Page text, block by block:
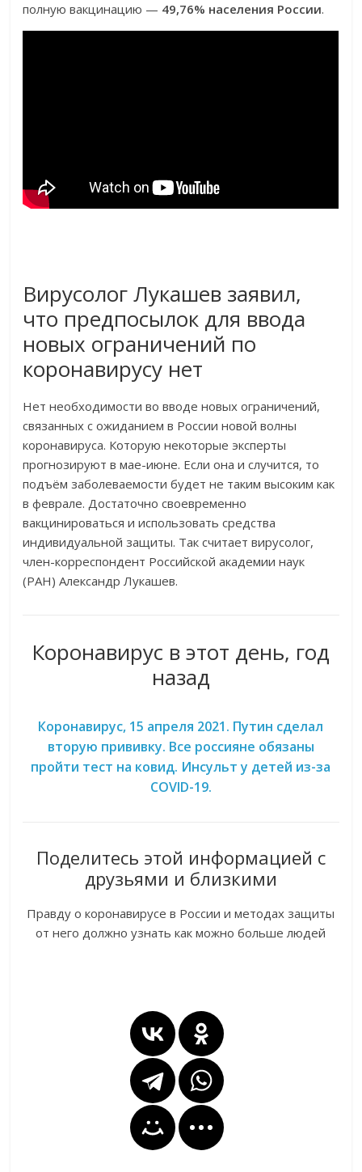
полную вакцинацию — 49,76% населения России.
Вирусолог Лукашев заявил,
что предпосылок для ввода
новых ограничений по
коронавирусу нет
Нет необходимости во вводе новых ограничений,
связанных с ожиданием в России новой волны
коронавируса. Которую некоторые эксперты
прогнозируют в мае-июне. Если она и случится, то
подъём заболеваемости будет не таким высоким как
в феврале. Достаточно своевременно
вакцинироваться и использовать средства
индивидуальной защиты. Так считает вирусолог,
член-корреспондент Российской академии наук
(РАН) Александр Лукашев.
Коронавирус в этот день, год
назад
Коронавирус, 15 апреля 2021. Путин сделал
вторую прививку. Все россияне обязаны
пройти тест на ковид. Инсульт у детей из-за
COVID-19.
Поделитесь этой информацией с
друзьями и близкими
Правду о коронавирусе в России и методах защиты
от него должно узнать как можно больше людей